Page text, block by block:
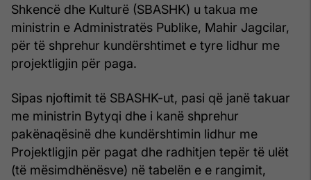
Shkencë dhe Kulturë (SBASHK) u takua me
ministrin e Administratës Publike, Mahir Jagcilar,
për të shprehur kundërshtimet e tyre lidhur me
projektligjin për paga.
Sipas njoftimit të SBASHK-ut, pasi që janë takuar
me ministrin Bytyqi dhe i kanë shprehur
pakënaqësinë dhe kundërshtimin lidhur me
Projektligjin për pagat dhe radhitjen tepër të ulët
(të mësimdhënësve) në tabelën e e rangimit,